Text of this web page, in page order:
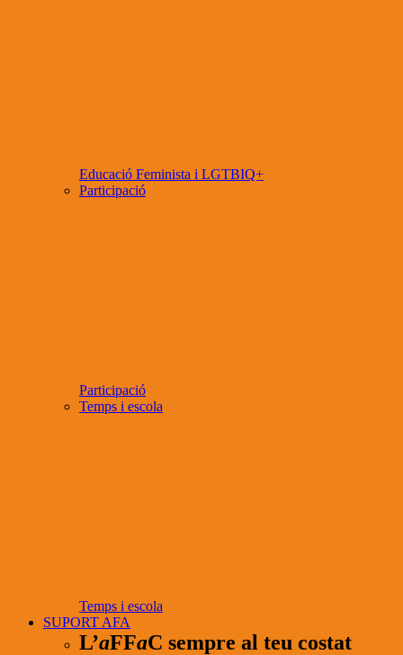
Educació Feminista i LGTBIQ+
Participació
Participació
Temps i escola
Temps i escola
SUPORT AFA
L’aFFaC sempre al teu costat